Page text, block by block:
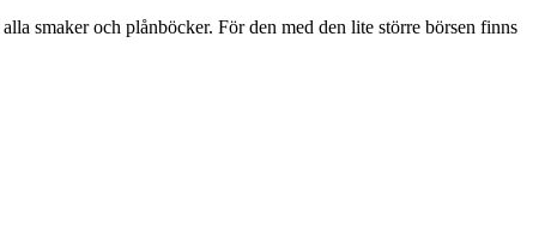
smaker och plånböcker. För den med den lite större börsen finns